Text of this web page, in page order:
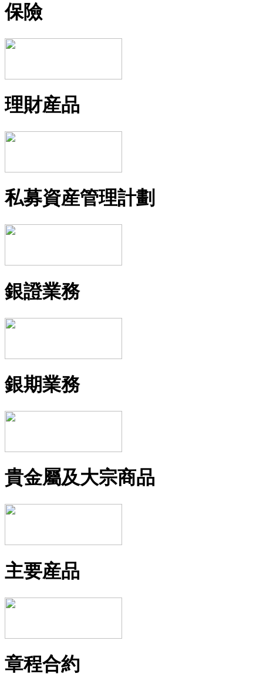
保險
理財産品
私募資産管理計劃
銀證業務
銀期業務
貴金屬及大宗商品
主要産品
章程合約